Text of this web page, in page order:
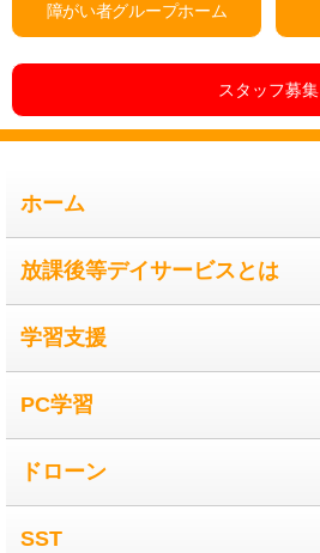
障がい者グループホーム
スタッフ募集
ホーム
放課後等デイサービスとは
学習支援
PC学習
ドローン
SST